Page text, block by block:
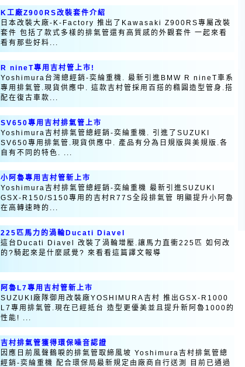
K工廠Z900RS改裝套件介紹
日本改裝大廠-K-Factory 推出了Kawasaki Z900RS專屬改裝
套件 包括了款式多樣的排氣管還有高質感的外觀套件 一起來看
看有那些好料...
R nineT專用吉村管上市!
Yoshimura台灣總經銷-奕綸重機. 最新引進BMW R nineT車系
專用排氣管.現貨供應中. 這款吉村管採用百搭的橢圓造型管身.搭
配在復古車款...
SV650專用吉村排氣管上市
Yoshimura吉村排氣管總經銷-奕綸重機. 引進了SUZUKI
SV650專用排氣管.現貨供應中. 產品有分為日規版與美規版.各
自有不同的特色. ...
小阿魯專用吉村管新上市
Yoshimura吉村排氣管總經銷-奕綸重機 最新引進SUZUKI
GSX-R150/S150專用的吉村R77S全段排氣管 明顯提升小阿魯
在高轉速時的...
225匹馬力的渦輪Ducati Diavel
這台Ducati Diavel 改裝了渦輪增壓.讓馬力直衝225匹 如何改
的?騎起來是什麼感覺? 來看看這篇譯文報導
阿魯L7專用吉村管新上市
SUZUKI廠隊御用改裝廠YOSHIMURA吉村 推出GSX-R1000
L7專用排氣管.現在已經抵台 造型更優美並且提升新阿魯1000的
性能! ...
吉村排氣管獲得環保噪音認證
因應日前風聲鶴唳的排氣管取締風坡 Yoshimura吉村排氣管總
經銷-奕綸重機 配合環保局最新規定由廠商自行送測 目前已通過